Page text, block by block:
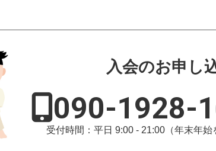
入会のお申し
090-1928-
受付時間：平日 9:00 - 21:00 （年末年始